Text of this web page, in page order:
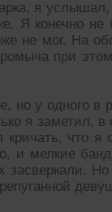
я
Я конечно
не мог. На
при
но у одного
я заметил,
кричать, что
и мелкие
засверкали.